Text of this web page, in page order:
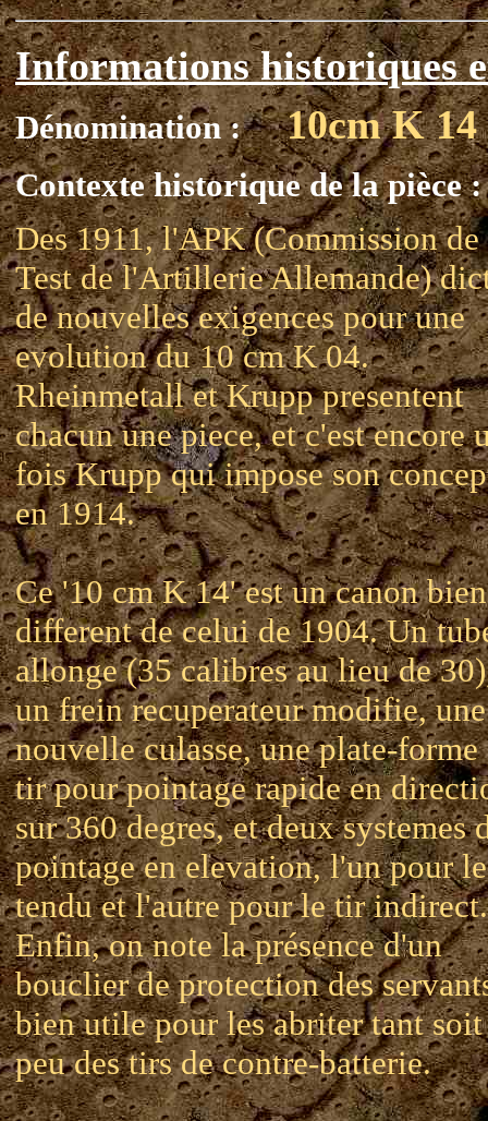
Informations historiques
Dénomination : 10cm K 14
Contexte historique de la pièce :
Des 1911, l'APK (Commission de
Test de l'Artillerie Allemande)
de nouvelles exigences pour une
evolution du 10 cm K 04.
Rheinmetall et Krupp presentent
chacun une piece, et c'est encore
fois Krupp qui impose son
en 1914.
Ce '10 cm K 14' est un canon bien
different de celui de 1904. Un
allonge (35 calibres au lieu de
un frein recuperateur modifie, une
nouvelle culasse, une plate-forme
tir pour pointage rapide en
sur 360 degres, et deux systemes
pointage en elevation, l'un pour
tendu et l'autre pour le tir indirect.
Enfin, on note la présence d'un
bouclier de protection des
bien utile pour les abriter tant soit
peu des tirs de contre-batterie.